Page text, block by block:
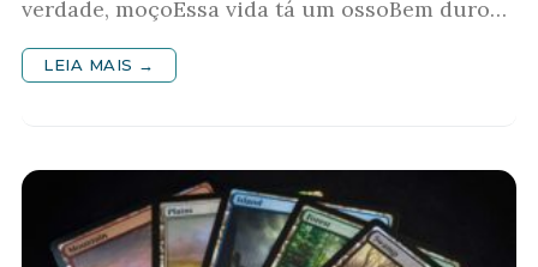
verdade, moçoEssa vida tá um ossoBem duro…
LEIA MAIS →